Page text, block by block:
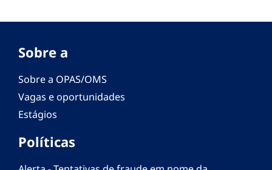
Sobre a
Sobre a OPAS/OMS
Vagas e oportunidades
Estágios
Políticas